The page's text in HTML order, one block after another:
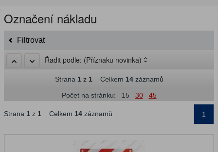
Označení nákladu
Filtrovat
Řadit podle: (Příznaku novinka)
Strana 1z 1Celkem 14záznamů
Počet na stránku: 15 30 45
Strana 1 z 1 Celkem 14 záznamů 1